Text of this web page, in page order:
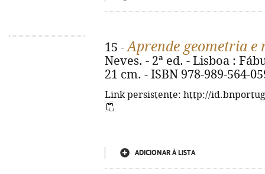
15 -Aprende geometria e
Neves. - 2ª ed. - Lisboa :
21 cm. - ISBN 978-989-564-
Link persistente: http://
ADICIONAR À LISTA